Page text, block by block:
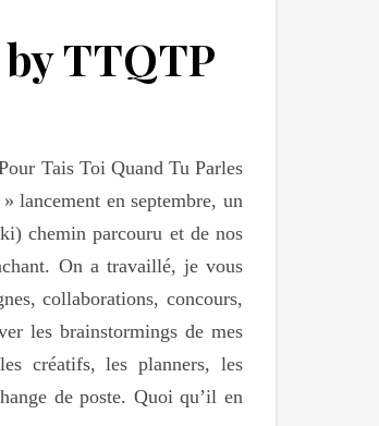
TTQTP
Tais Toi Quand Tu Parles
lancement en septembre, un
chemin parcouru et de nos
On a travaillé, je vous
collaborations, concours,
les brainstormings de mes
créatifs, les planners, les
de poste. Quoi qu’il en